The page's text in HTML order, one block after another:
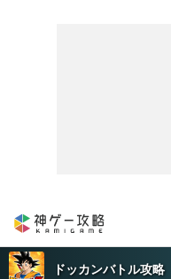
ドッカンバトル攻略